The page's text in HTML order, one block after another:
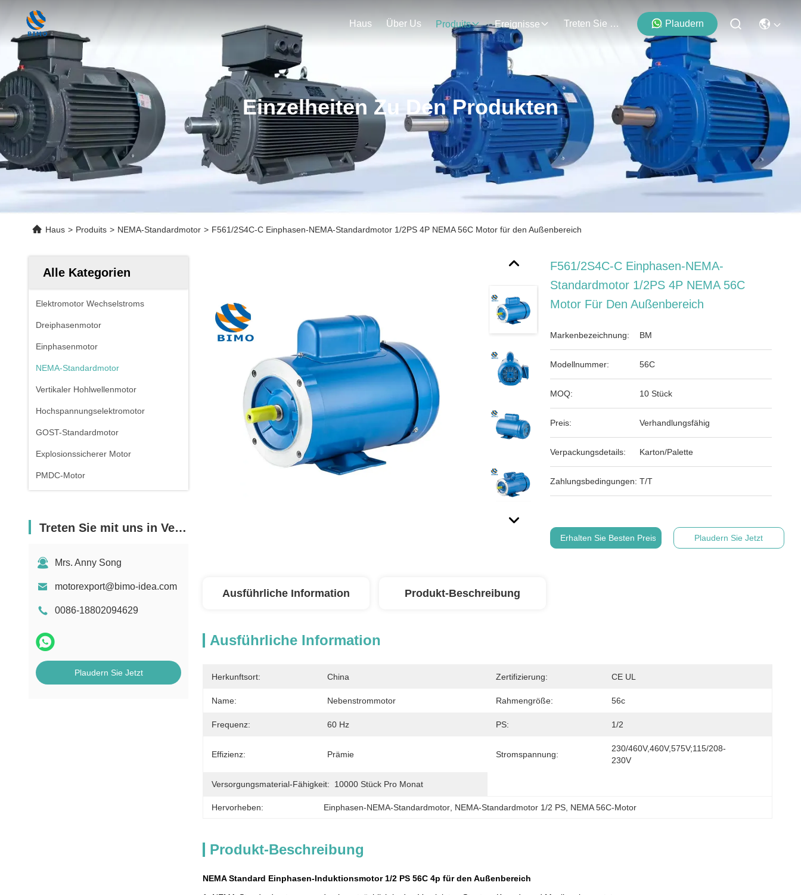
Haus Über Us Produits Ereignisse Treten Sie Mit Uns In Verbindung Plaudern
Einzelheiten Zu Den Produkten
Haus > Produits > NEMA-Standardmotor > F561/2S4C-C Einphasen-NEMA-Standardmotor 1/2PS 4P NEMA 56C Motor für den Außenbereich
Alle Kategorien
Elektromotor Wechselstroms
Dreiphasenmotor
Einphasenmotor
NEMA-Standardmotor
Vertikaler Hohlwellenmotor
Hochspannungselektromotor
GOST-Standardmotor
Explosionssicherer Motor
PMDC-Motor
Treten Sie mit uns in Verbindung
Mrs. Anny Song
motorexport@bimo-idea.com
0086-18802094629
Plaudern Sie Jetzt
F561/2S4C-C Einphasen-NEMA-
Standardmotor 1/2PS 4P NEMA 56C
Motor Für Den Außenbereich
Markenbezeichnung: BM
Modellnummer: 56C
MOQ: 10 Stück
Preis: Verhandlungsfähig
Verpackungsdetails: Karton/Palette
Zahlungsbedingungen: T/T
Erhalten Sie Besten Preis Plaudern Sie Jetzt
Ausführliche Information Produkt-Beschreibung
Ausführliche Information
Herkunftsort: China Zertifizierung: CE UL
Name: Nebenstrommotor Rahmengröße: 56c
Frequenz: 60 Hz PS: 1/2
Effizienz: Prämie Stromspannung:
230/460V,460V,575V;115/208-
230V
Versorgungsmaterial-Fähigkeit: 10000 Stück Pro Monat
Hervorheben: Einphasen-NEMA-Standardmotor NEMA-Standardmotor 1/2 PS NEMA 56C-Motor
Produkt-Beschreibung
NEMA Standard Einphasen-Induktionsmotor 1/2 PS 56C 4p für den Außenbereich